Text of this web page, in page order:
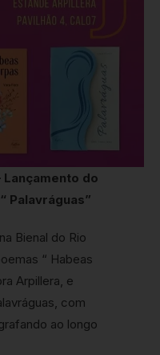
Lançamento do
Palavráguas”
Bienal do Rio
“ Habeas
Arpillera, e
com
ao longo